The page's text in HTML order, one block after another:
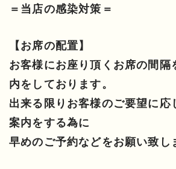
＝当店の感染対策＝
【お席の配置】
お客様にお座り頂くお席の間隔
内をしております。
出来る限りお客様のご要望に応
案内をする為に
早めのご予約などをお願い致し